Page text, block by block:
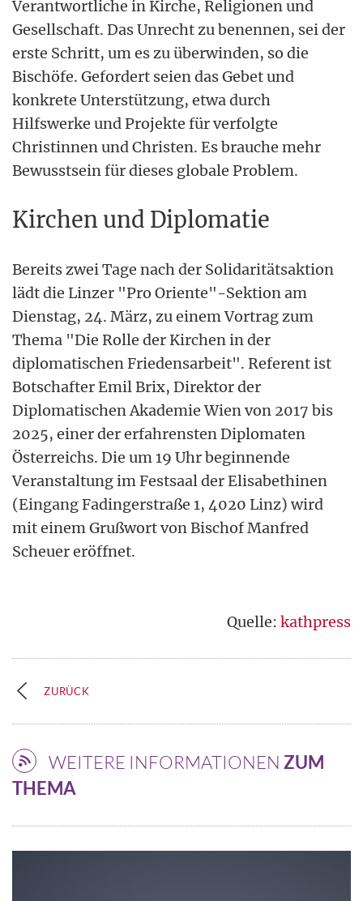
Verantwortliche in Kirche, Religionen und
Gesellschaft. Das Unrecht zu benennen, sei der
erste Schritt, um es zu überwinden, so die
Bischöfe. Gefordert seien das Gebet und
konkrete Unterstützung, etwa durch
Hilfswerke und Projekte für verfolgte
Christinnen und Christen. Es brauche mehr
Bewusstsein für dieses globale Problem.
Kirchen und Diplomatie
Bereits zwei Tage nach der Solidaritätsaktion
lädt die Linzer "Pro Oriente"-Sektion am
Dienstag, 24. März, zu einem Vortrag zum
Thema "Die Rolle der Kirchen in der
diplomatischen Friedensarbeit". Referent ist
Botschafter Emil Brix, Direktor der
Diplomatischen Akademie Wien von 2017 bis
2025, einer der erfahrensten Diplomaten
Österreichs. Die um 19 Uhr beginnende
Veranstaltung im Festsaal der Elisabethinen
(Eingang Fadingerstraße 1, 4020 Linz) wird
mit einem Grußwort von Bischof Manfred
Scheuer eröffnet.
Quelle: kathpress
ZURÜCK
WEITERE INFORMATIONEN ZUM
THEMA